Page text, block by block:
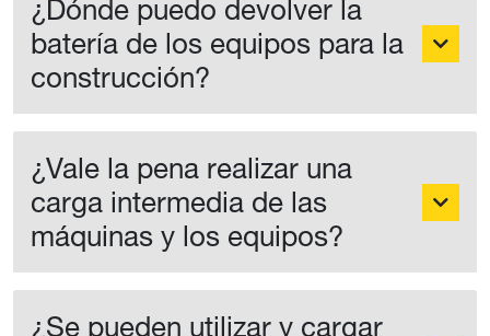
¿Dónde puedo devolver la
batería de los equipos para la
construcción?
¿Vale la pena realizar una
carga intermedia de las
máquinas y los equipos?